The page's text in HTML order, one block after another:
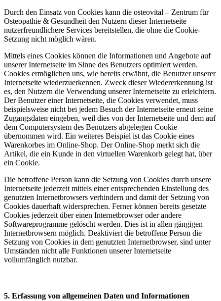
Durch den Einsatz von Cookies kann die osteovital – Zentrum für
Osteopathie & Gesundheit den Nutzern dieser Internetseite
nutzerfreundlichere Services bereitstellen, die ohne die Cookie-
Setzung nicht möglich wären.
Mittels eines Cookies können die Informationen und Angebote auf
unserer Internetseite im Sinne des Benutzers optimiert werden.
Cookies ermöglichen uns, wie bereits erwähnt, die Benutzer unserer
Internetseite wiederzuerkennen. Zweck dieser Wiedererkennung ist
es, den Nutzern die Verwendung unserer Internetseite zu erleichtern.
Der Benutzer einer Internetseite, die Cookies verwendet, muss
beispielsweise nicht bei jedem Besuch der Internetseite erneut seine
Zugangsdaten eingeben, weil dies von der Internetseite und dem auf
dem Computersystem des Benutzers abgelegten Cookie
übernommen wird. Ein weiteres Beispiel ist das Cookie eines
Warenkorbes im Online-Shop. Der Online-Shop merkt sich die
Artikel, die ein Kunde in den virtuellen Warenkorb gelegt hat, über
ein Cookie.
Die betroffene Person kann die Setzung von Cookies durch unsere
Internetseite jederzeit mittels einer entsprechenden Einstellung des
genutzten Internetbrowsers verhindern und damit der Setzung von
Cookies dauerhaft widersprechen. Ferner können bereits gesetzte
Cookies jederzeit über einen Internetbrowser oder andere
Softwareprogramme gelöscht werden. Dies ist in allen gängigen
Internetbrowsern möglich. Deaktiviert die betroffene Person die
Setzung von Cookies in dem genutzten Internetbrowser, sind unter
Umständen nicht alle Funktionen unserer Internetseite
vollumfänglich nutzbar.
5. Erfassung von allgemeinen Daten und Informationen